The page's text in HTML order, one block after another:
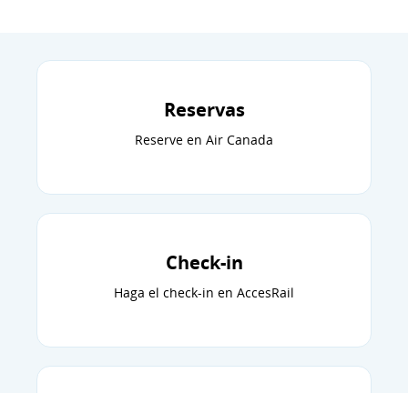
Reservas
Reserve en Air Canada
Check-in
Haga el check-in en AccesRail